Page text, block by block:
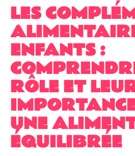
LES
ENFANTS :
RÔLE ET
UNE
ÉQUILIBRÉE